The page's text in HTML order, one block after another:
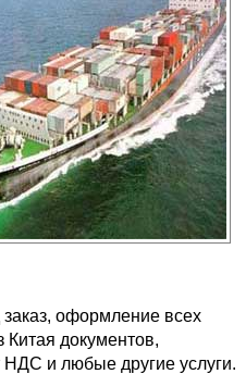
заказ, оформление всех
Китая документов,
НДС и любые другие услуги.